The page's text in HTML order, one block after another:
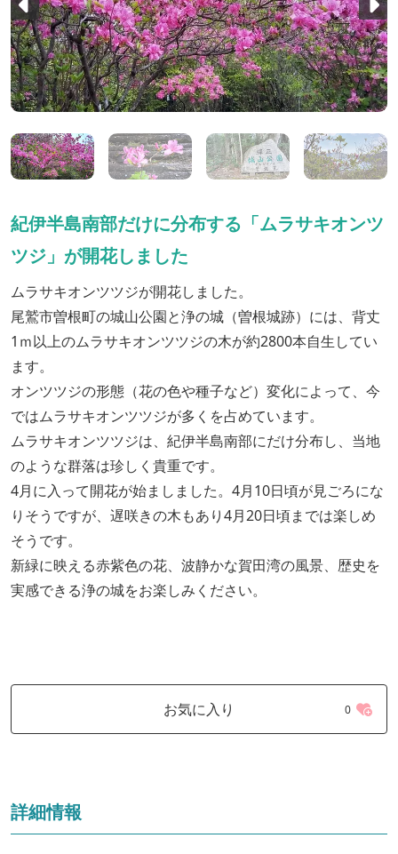
紀伊半島南部だけに分布する「ムラサキオンツ
ツジ」が開花しました
ムラサキオンツツジが開花しました。
尾鷲市曽根町の城山公園と浄の城（曽根城跡）には、背丈
1ｍ以上のムラサキオンツツジの木が約2800本自生してい
ます。
オンツツジの形態（花の色や種子など）変化によって、今
ではムラサキオンツツジが多くを占めています。
ムラサキオンツツジは、紀伊半島南部にだけ分布し、当地
のような群落は珍しく貴重です。
4月に入って開花が始ましました。4月10日頃が見ごろにな
りそうですが、遅咲きの木もあり4月20日頃までは楽しめ
そうです。
新緑に映える赤紫色の花、波静かな賀田湾の風景、歴史を
実感できる浄の城をお楽しみください。
お気に入り 0
詳細情報